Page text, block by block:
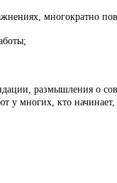
многократно
размышления о
у многих, кто